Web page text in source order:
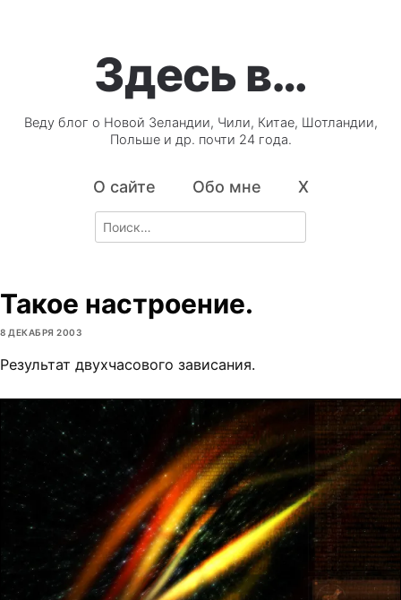
Здесь в…
Веду блог о Новой Зеландии, Чили, Китае, Шотландии,
Польше и др. почти 24 года.
О сайте Обо мне X
Search
for:
Такое настроение.
8 ДЕКАБРЯ 2003
Результат двухчасового зависания.